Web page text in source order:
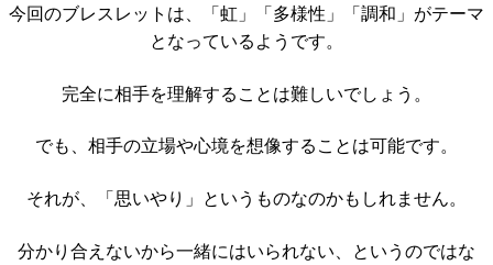
今回のブレスレットは、「虹」「多様性」「調和」がテーマ
となっているようです。
完全に相手を理解することは難しいでしょう。
でも、相手の立場や心境を想像することは可能です。
それが、「思いやり」というものなのかもしれません。
分かり合えないから一緒にはいられない、というのではな